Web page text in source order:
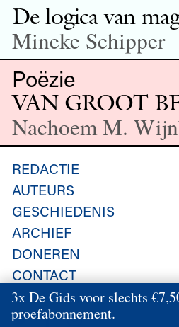
De logica van
Mineke Schipper
Poëzie
VAN GROOT
Nachoem M.
REDACTIE
AUTEURS
GESCHIEDENIS
ARCHIEF
DONEREN
CONTACT
NIEUWSBRIEF
3x De Gids voor slechts
proefabonnement.